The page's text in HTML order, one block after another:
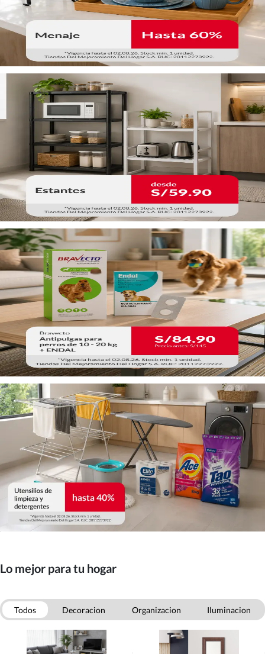
Lo mejor para tu hogar
Todos Decoracion Organizacion
Iluminacion